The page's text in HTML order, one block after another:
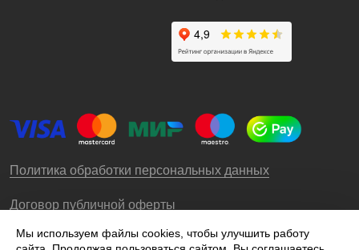
Политика обработки персональных данных
Договор публичной оферты
Мы используем файлы cookies, чтобы улучшить работу